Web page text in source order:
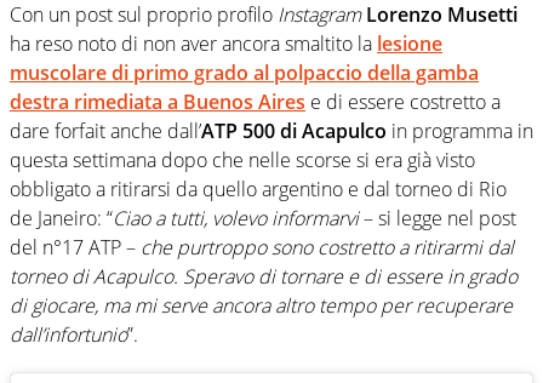
Con un post sul proprio profilo InstagramLorenzo Musetti
ha reso noto di non aver ancora smaltito la lesione
muscolare di primo grado al polpaccio della gamba
destra rimediata a Buenos Aires e di essere costretto a
dare forfait anche dall’ATP 500 di Acapulco in programma in
questa settimana dopo che nelle scorse si era già visto
obbligato a ritirarsi da quello argentino e dal torneo di Rio
de Janeiro: “Ciao a tutti, volevo informarvi– si legge nel post
del n°17 ATP – che purtroppo sono costretto a ritirarmi dal
torneo di Acapulco. Speravo di tornare e di essere in grado
di giocare, ma mi serve ancora altro tempo per recuperare
dall’infortunio”.